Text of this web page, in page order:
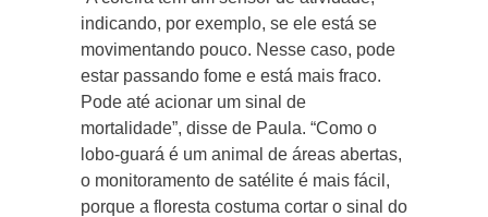
indicando, por exemplo, se ele está se
movimentando pouco. Nesse caso, pode
estar passando fome e está mais fraco.
Pode até acionar um sinal de
mortalidade”, disse de Paula. “Como o
lobo-guará é um animal de áreas abertas,
o monitoramento de satélite é mais fácil,
porque a floresta costuma cortar o sinal do